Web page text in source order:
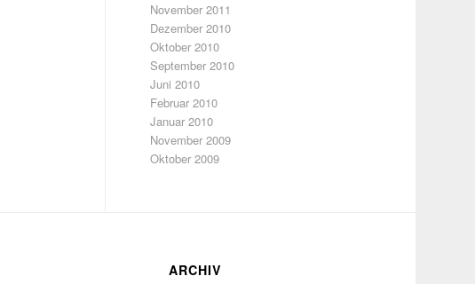
November 2011
Dezember 2010
Oktober 2010
September 2010
Juni 2010
Februar 2010
Januar 2010
November 2009
Oktober 2009
ARCHIV